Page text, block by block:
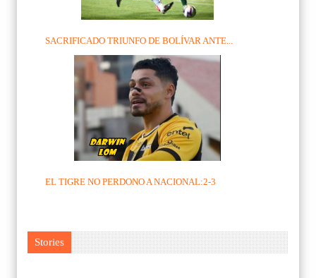
SACRIFICADO TRIUNFO DE BOLÍVAR ANTE...
EL TIGRE NO PERDONO A NACIONAL:2-3
Stories